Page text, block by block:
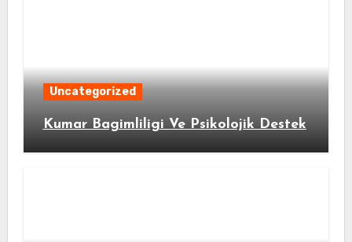
Uncategorized
Kumar Bagimliligi Ve Psikolojik Destek